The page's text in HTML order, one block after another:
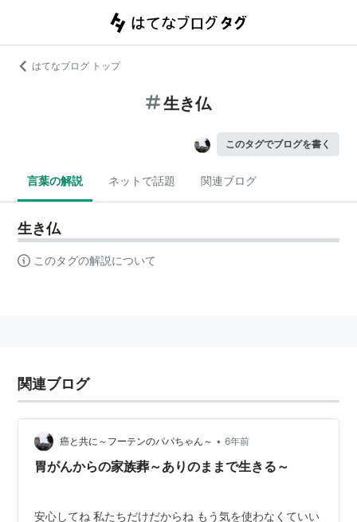
はてなブログ トップ
生き仏
このタグでブログを書く
言葉の解説 ネットで話題 関連ブログ
生き仏
このタグの解説について
関連ブログ
癌と共に～フーテンのパパちゃん～ • 6年前
胃がんからの家族葬～ありのままで生きる～
安心してね 私たちだけだからね もう気を使わなくていい